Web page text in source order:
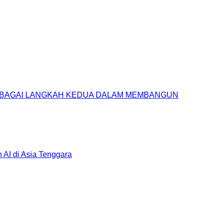
LANGKAH KEDUA DALAM MEMBANGUN
di Asia Tenggara